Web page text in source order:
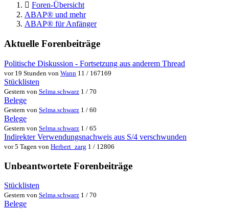
Foren-Übersicht
ABAP® und mehr
ABAP® für Anfänger
Aktuelle Forenbeiträge
Politische Diskussion - Fortsetzung aus anderem Thread
vor 19 Stunden von Wann 11 / 167169
Stücklisten
Gestern von Selma.schwarz 1 / 70
Belege
Gestern von Selma.schwarz 1 / 60
Belege
Gestern von Selma.schwarz 1 / 65
Indirekter Verwendungsnachweis aus S/4 verschwunden
vor 5 Tagen von Herbert_zarg 1 / 12806
Unbeantwortete Forenbeiträge
Stücklisten
Gestern von Selma.schwarz 1 / 70
Belege